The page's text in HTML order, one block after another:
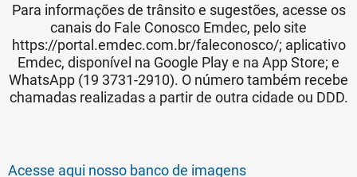
Para informações de trânsito e sugestões, acesse os
canais do Fale Conosco Emdec, pelo site
https://portal.emdec.com.br/faleconosco/; aplicativo
Emdec, disponível na Google Play e na App Store; e
WhatsApp (19 3731-2910). O número também recebe
chamadas realizadas a partir de outra cidade ou DDD.
Acesse aqui nosso banco de imagens